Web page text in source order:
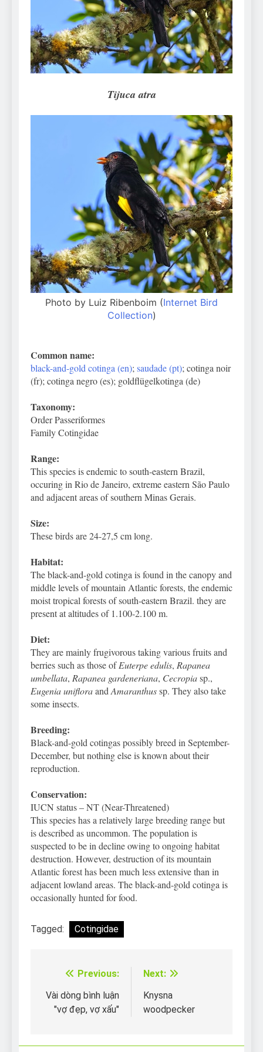
Can Bulldogs Play Fetch?
And How to Train Them!
7 Năm Ago
How Often Do I Need to
Groom My Bulldog
7 Năm Ago
Tijuca atra
Photo by Luiz Ribenboim (Internet Bird
Collection)
Common name:
black-and-gold cotinga (en);saudade (pt); cotinga noir
(fr); cotinga negro (es); goldflügelkotinga (de)
Taxonomy:
Order Passeriformes
Family Cotingidae
Range:
This species is endemic to south-eastern Brazil,
occuring in Rio de Janeiro, extreme eastern São Paulo
and adjacent areas of southern Minas Gerais.
Size:
These birds are 24-27,5 cm long.
Habitat:
The black-and-gold cotinga is found in the canopy and
middle levels of mountain Atlantic forests, the endemic
moist tropical forests of south-eastern Brazil. they are
present at altitudes of 1.100-2.100 m.
Diet:
They are mainly frugivorous taking various fruits and
berries such as those ofEuterpe edulis, Rapanea
umbellata, Rapanea gardeneriana, Cecropiasp.,
Eugenia unifloraandAmaranthussp. They also take
some insects.
Breeding:
Black-and-gold cotingas possibly breed in September-
December, but nothing else is known about their
reproduction.
Conservation:
IUCN status – NT (Near-Threatened)
This species has a relatively large breeding range but
is described as uncommon. The population is
suspected to be in decline owing to ongoing habitat
destruction. However, destruction of its mountain
Atlantic forest has been much less extensive than in
adjacent lowland areas. The black-and-gold cotinga is
occasionally hunted for food.
Tagged: Cotingidae
Điều
hướng
Previous:
Vài dòng bình luận
"vợ đẹp, vợ xấu"
Next:
Knysna
woodpecker